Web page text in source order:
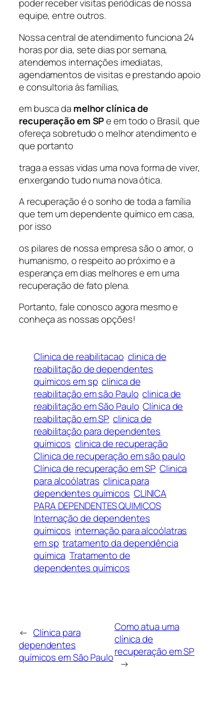
poder receber visitas periódicas de nossa
equipe, entre outros.
Nossa central de atendimento funciona 24
horas por dia, sete dias por semana,
atendemos internações imediatas,
agendamentos de visitas e prestando apoio
e consultoria às famílias,
em busca da melhor clínica de
recuperação em SPe em todo o Brasil, que
ofereça sobretudo o melhor atendimento e
que portanto
traga a essas vidas uma nova forma de viver,
enxergando tudo numa nova ótica.
A recuperação é o sonho de toda a família
que tem um dependente químico em casa,
por isso
os pilares de nossa empresa são o amor, o
humanismo, o respeito ao próximo e a
esperança em dias melhores e em uma
recuperação de fato plena.
Portanto, fale conosco agora mesmo e
conheça as nossas opções!
Clinica de reabilitacao clinica de
reabilitação de dependentes
químicos em sp clínica de
reabilitação em são Paulo clinica de
reabilitação em São Paulo Clínica de
reabilitação em SP clinica de
reabilitação para dependentes
químicos clinica de recuperação
Clinica de recuperação em são paulo
Clínica de recuperação em SP Clinica
para alcoólatras clinica para
dependentes químicos CLINICA
PARA DEPENDENTES QUIMICOS
Internação de dependentes
químicos internação para alcoólatras
em sp tratamento da dependência
química Tratamento de
dependentes químicos
← Clínica para
dependentes
químicos em São Paulo
Como atua uma
clínica de
recuperação em SP
→